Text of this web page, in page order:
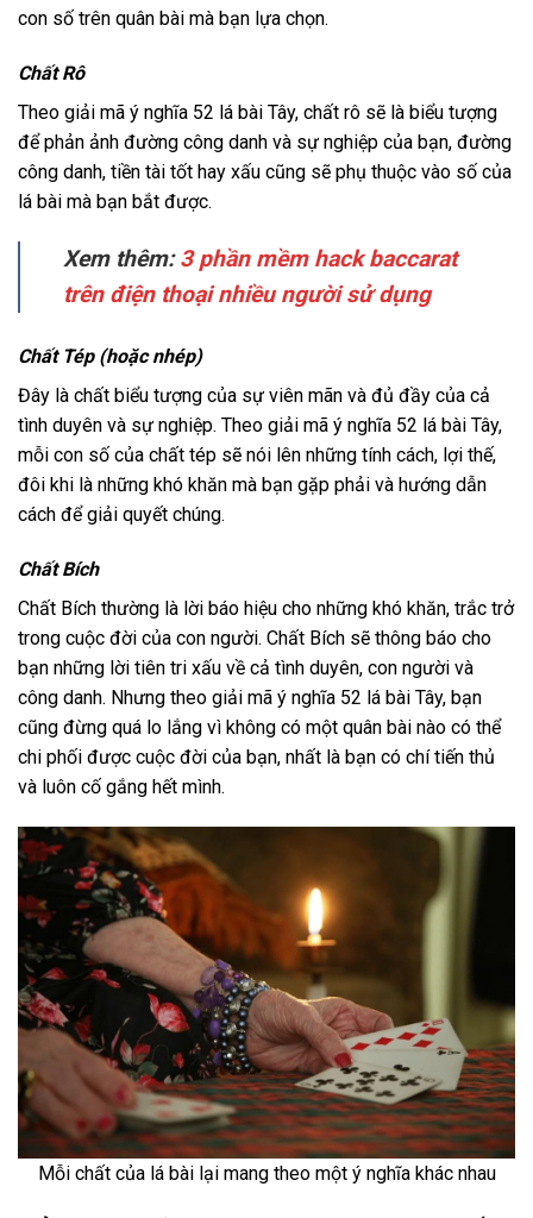
con số trên quân bài mà bạn lựa chọn.
Chất Rô
Theo giải mã ý nghĩa 52 lá bài Tây, chất rô sẽ là biểu tượng
để phản ảnh đường công danh và sự nghiệp của bạn, đường
công danh, tiền tài tốt hay xấu cũng sẽ phụ thuộc vào số của
lá bài mà bạn bắt được.
Xem thêm:3 phần mềm hack baccarat
trên điện thoại nhiều người sử dụng
Chất Tép (hoặc nhép)
Đây là chất biểu tượng của sự viên mãn và đủ đầy của cả
tình duyên và sự nghiệp. Theo giải mã ý nghĩa 52 lá bài Tây,
mỗi con số của chất tép sẽ nói lên những tính cách, lợi thế,
đôi khi là những khó khăn mà bạn gặp phải và hướng dẫn
cách để giải quyết chúng.
Chất Bích
Chất Bích thường là lời báo hiệu cho những khó khăn, trắc trở
trong cuộc đời của con người. Chất Bích sẽ thông báo cho
bạn những lời tiên tri xấu về cả tình duyên, con người và
công danh. Nhưng theo giải mã ý nghĩa 52 lá bài Tây, bạn
cũng đừng quá lo lắng vì không có một quân bài nào có thể
chi phối được cuộc đời của bạn, nhất là bạn có chí tiến thủ
và luôn cố gắng hết mình.
Mỗi chất của lá bài lại mang theo một ý nghĩa khác nhau